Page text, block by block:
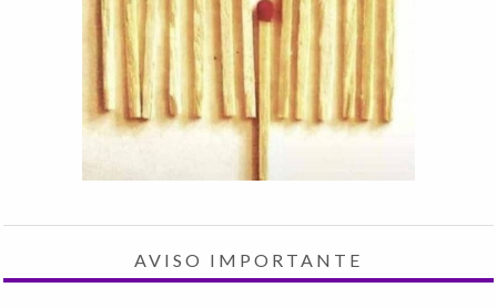
AVISO IMPORTANTE